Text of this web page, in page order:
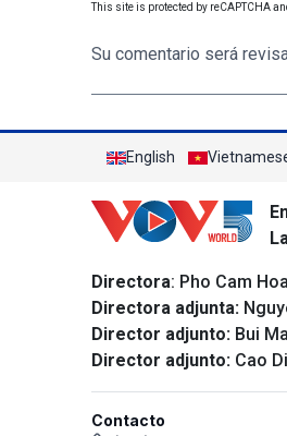
This site is protected by reCAPTCHA
Su comentario será
English
Directora: Pho Cam Hoa
Directora adjunta:
Director adjunto: Bui
Director adjunto: Cao
Contacto